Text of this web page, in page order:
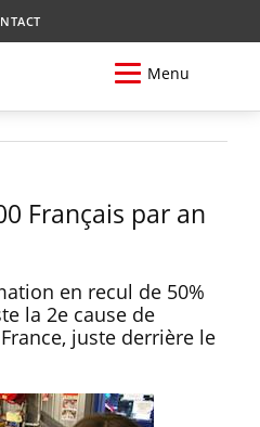
Menu
Français par an
en recul de 50%
la 2e cause de
juste derrière le